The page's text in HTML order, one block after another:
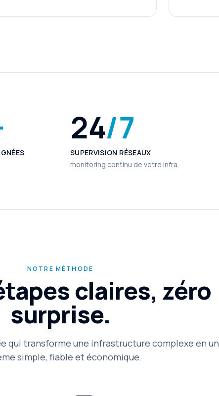
24/7
SUPERVISION RÉSEAUX
monitoring continu de votre infra
NOTRE MÉTHODE
claires, zéro
surprise.
qui transforme une infrastructure complexe en un
simple, fiable et économique.